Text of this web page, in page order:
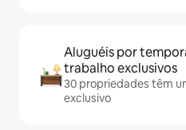
Aluguéis por
trabalho exclusivos
30 propriedades têm
exclusivo